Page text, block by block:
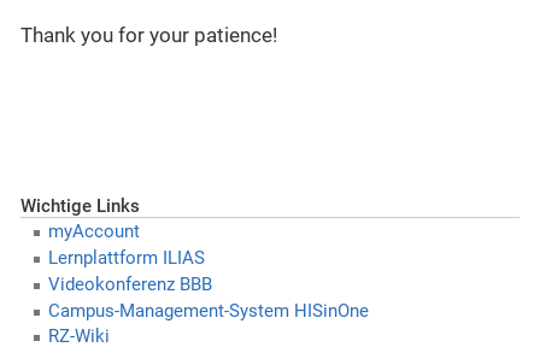
Thank you for your patience!
Wichtige Links
myAccount
Lernplattform ILIAS
Videokonferenz BBB
Campus-Management-System HISinOne
RZ-Wiki